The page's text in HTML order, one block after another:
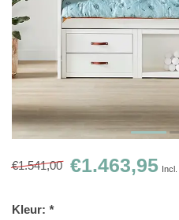
€1.541,00 €1.463,95
Kleur: *